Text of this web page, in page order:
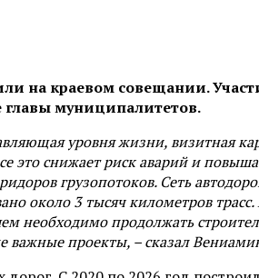
на краевом совещании.
муниципалитетов.
уровня жизни, визитная
это снижает риск аварий и
грузопотоков. Сеть
около 3 тысяч километров
необходимо продолжать
важные проекты, – сказал